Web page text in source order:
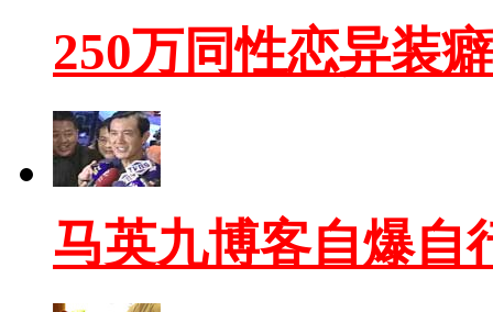
250万同性恋异装
马英九博客自爆自